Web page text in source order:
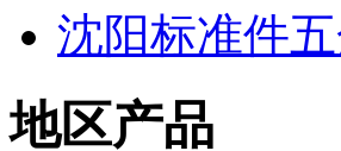
沈阳标准件
地区产品